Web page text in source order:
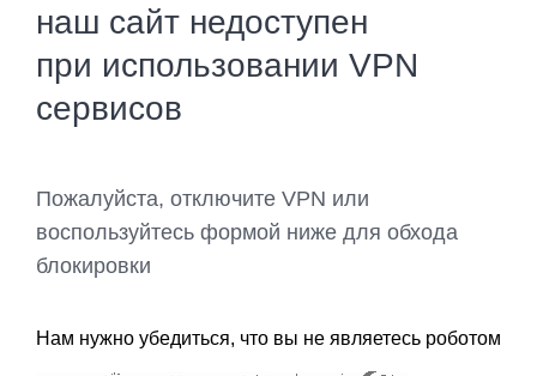
наш сайт недоступен
при использовании VPN
сервисов
Пожалуйста, отключите VPN или
воспользуйтесь формой ниже для обхода
блокировки
Нам нужно убедиться, что вы не являетесь роботом